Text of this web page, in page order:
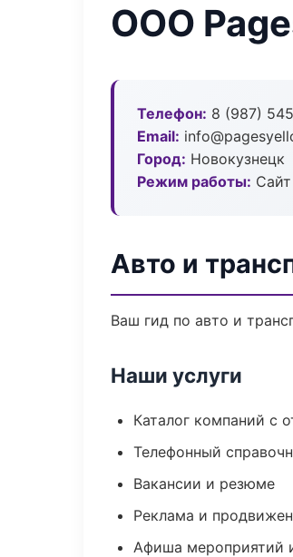
ООО
Телефон: 8 (987)
Email:
Город: Новокузнецк
Режим работы:
Авто и
Ваш гид по авто и
Наши услуги
Каталог компаний с
Телефонный
Вакансии и резюме
Реклама и
Афиша мероприятий